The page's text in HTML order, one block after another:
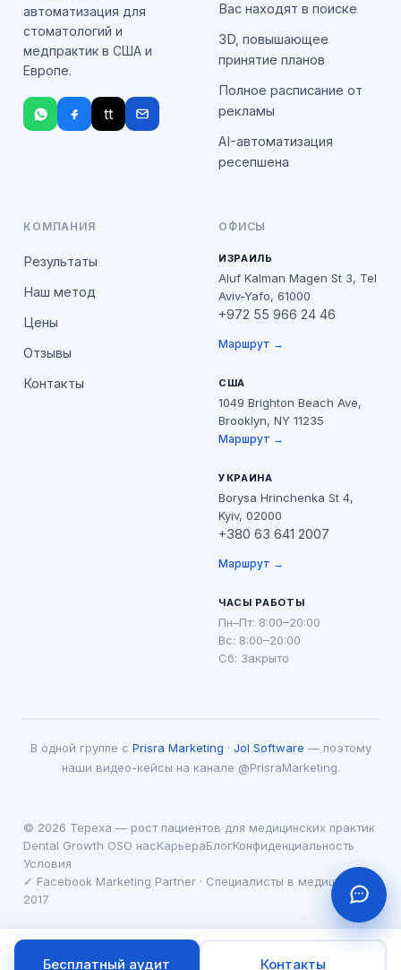
автоматизация для
стоматологий и
медпрактик в США и
Европе.
tt
Вас находят в поиске
3D, повышающее
принятие планов
Полное расписание от
рекламы
AI-автоматизация
ресепшена
КОМПАНИЯ
Результаты
Наш метод
Цены
Отзывы
Контакты
ОФИСЫ
ИЗРАИЛЬ
Aluf Kalman Magen St 3, Tel
Aviv-Yafo, 61000
+972 55 966 24 46
Маршрут →
США
1049 Brighton Beach Ave,
Brooklyn, NY 11235
Маршрут →
УКРАИНА
Borysa Hrinchenka St 4,
Kyiv, 02000
+380 63 641 2007
Маршрут →
ЧАСЫ РАБОТЫ
Пн–Пт: 8:00–20:00
Вс: 8:00–20:00
Сб: Закрыто
В одной группе с Prisra Marketing · Jol Software — поэтому
наши видео-кейсы на канале @PrisraMarketing.
© 2026 Tepexa — рост пациентов для медицинских практик
Dental Growth OSО насКарьераБлогКонфиденциальность
Условия
✓ Facebook Marketing Partner · Специалисты в медицине с
2017
Бесплатный аудит Контакты